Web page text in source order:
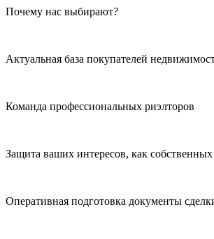
Почему нас выбирают?
Актуальная база покупателей
Команда профессиональных риэлторов
Защита ваших интересов, как собственных
Оперативная подготовка документы